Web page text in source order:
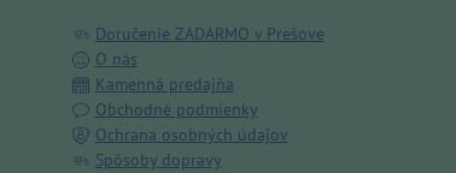
Doručenie ZADARMO v Prešove
O nás
Kamenná predajňa
Obchodné podmienky
Ochrana osobných údajov
Spôsoby dopravy